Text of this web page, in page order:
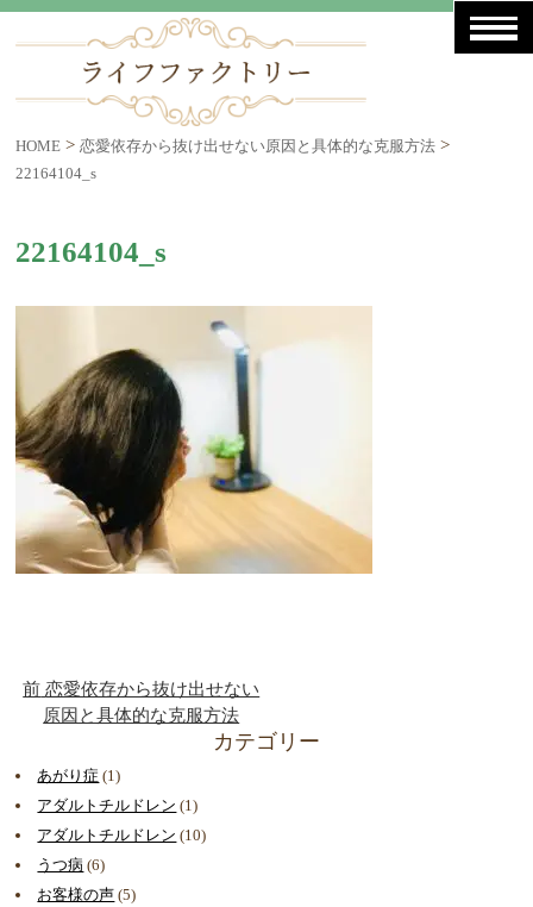
HOME >恋愛依存から抜け出せない原因と具体的な克服方法 >
22164104_s
22164104_s
前 恋愛依存から抜け出せない
原因と具体的な克服方法
カテゴリー
あがり症 (1)
アダルトチルドレン (1)
アダルトチルドレン (10)
うつ病 (6)
お客様の声 (5)